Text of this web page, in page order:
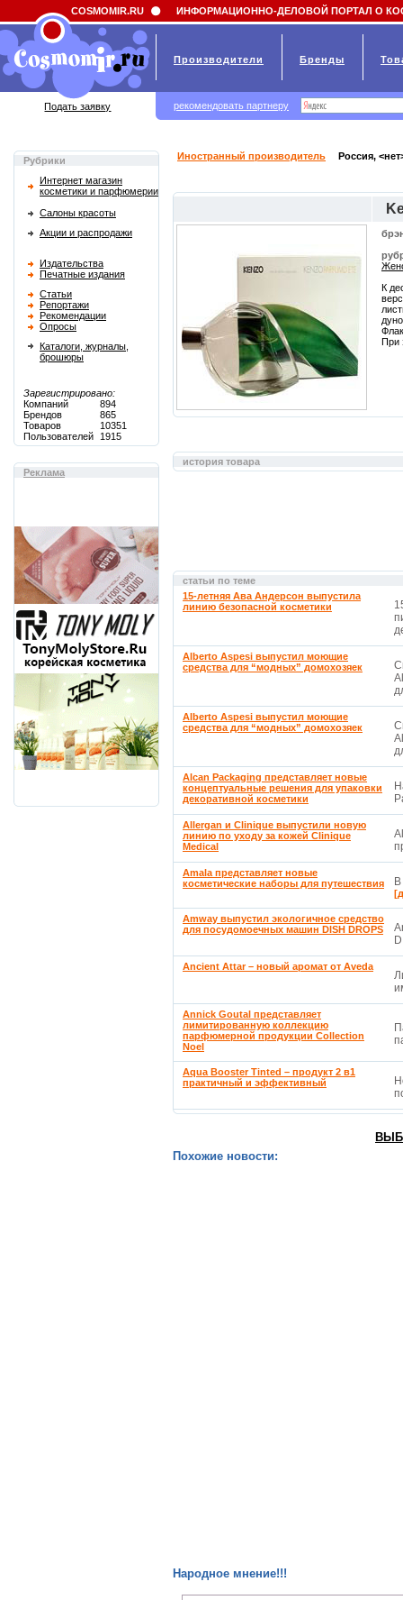
Field 'news_title' doesn't have a default value
Рубрики
Интернет магазин
косметики и парфюмерии
Салоны красоты
Акции и распродажи
Издательства
Печатные издания
Статьи
Репортажи
Рекомендации
Опросы
Каталоги, журналы,
брошюры
Зарегистрировано:
Компаний
894
Брендов
865
Товаров
10351
Пользователей
1915
Реклама
Иностранный производитель Россия,
К
При
история товара
статьи по теме
15-летняя Ава Андерсон выпустила
линию безопасной косметики
Alberto Aspesi выпустил моющие
средства для “модных” домохозяек
Alberto Aspesi выпустил моющие
средства для “модных” домохозяек
Alcan Packaging представляет новые
концептуальные решения для упаковки
декоративной косметики
Allergan и Clinique выпустили новую
линию по уходу за кожей Clinique
Medical
Amala представляет новые
косметические наборы для путешествия
Amway выпустил экологичное средство
для посудомоечных машин DISH DROPS
Ancient Attar – новый аромат от Aveda
Annick Goutal представляет
лимитированную коллекцию
парфюмерной продукции Collection
Noel
Aqua Booster Tinted – продукт 2 в1
практичный и эффективный
Похожие новости:
Народное мнение!!!
COSMOMIR.RU ИНФОРМАЦИОННО-ДЕЛОВОЙ ПОРТАЛ О
Производители Бренды
Подать заявку рекомендовать партнеру